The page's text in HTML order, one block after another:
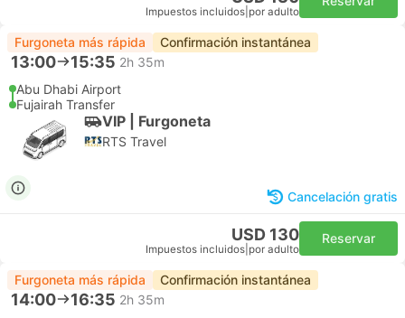
Impuestos incluidos por adulto
Furgoneta más rápida Confirmación instantánea
13:00 15:35 2h 35m
Abu Dhabi Airport
Fujairah Transfer
VIP | Furgoneta
RTS Travel
Cancelación gratis
USD 130
Impuestos incluidos por adulto
Reservar
Furgoneta más rápida Confirmación instantánea
14:00 16:35 2h 35m